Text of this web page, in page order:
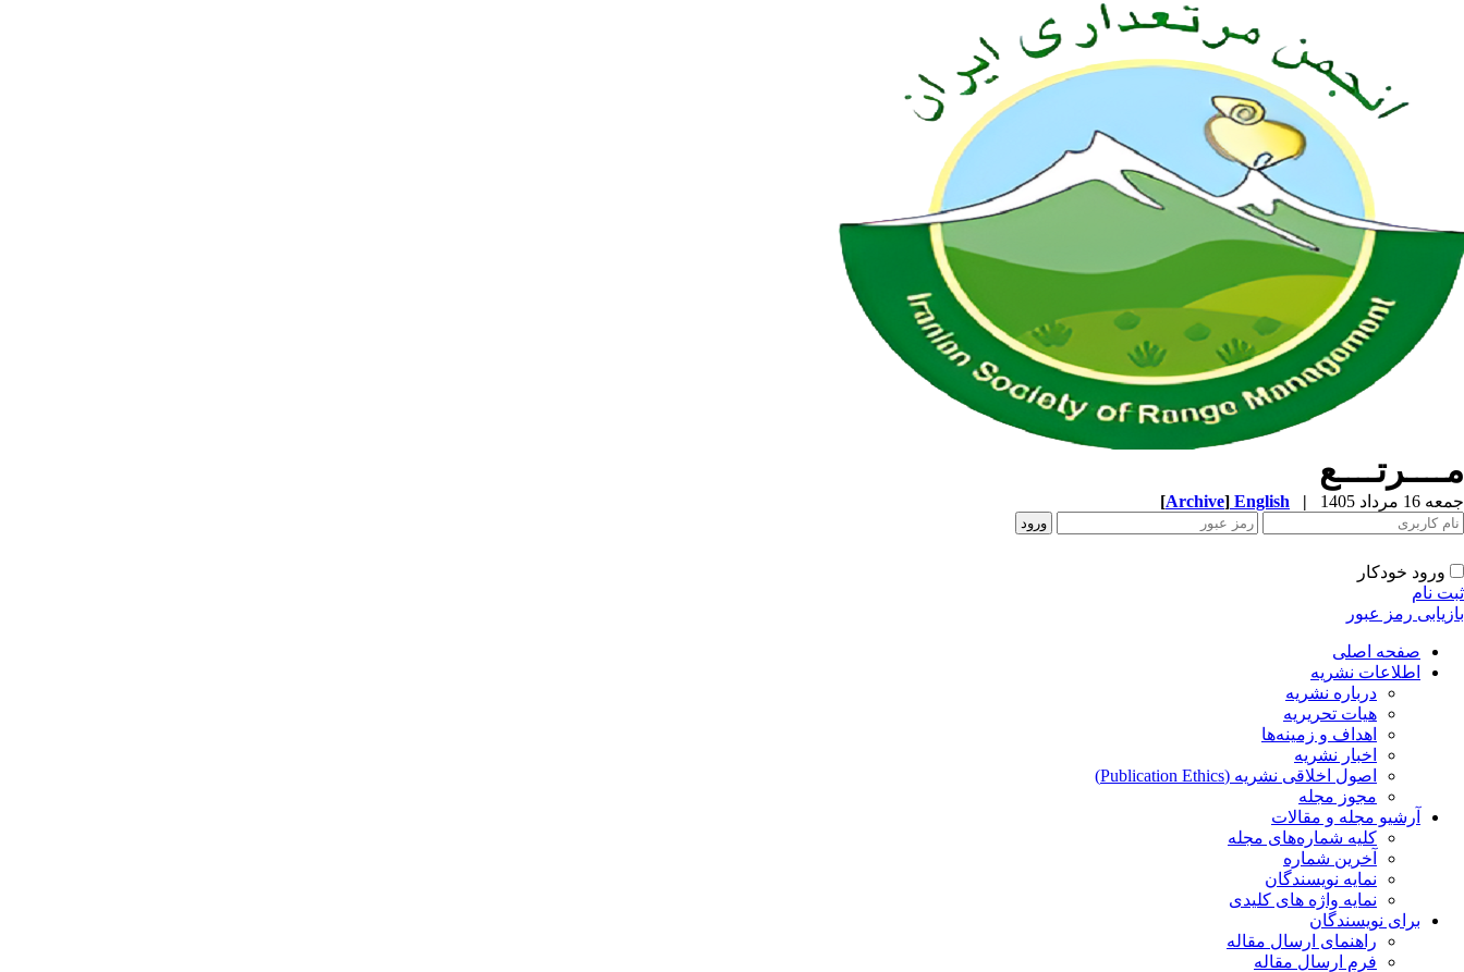
مــــرتــــع
جمعه 16 مرداد 1405 |
English
[Archive]
ورود خودکار
ثبت نام
بازیابی رمز عبور
صفحه اصلی
اطلاعات نشریه
درباره نشریه
هیات تحریریه
اهداف و زمینه‌ها
اخبار نشریه
اصول اخلاقی نشریه (Publication Ethics)
مجوز مجله
آرشیو مجله و مقالات
کلیه شماره‌های مجله
آخرین شماره
نمایه نویسندگان
نمایه واژه های کلیدی
برای نویسندگان
راهنمای ارسال مقاله
فرم ارسال مقاله